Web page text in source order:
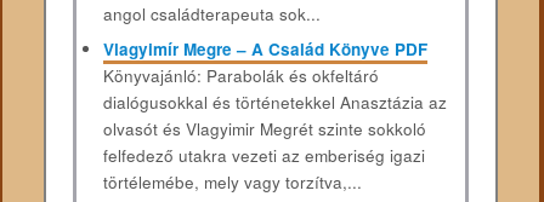
angol családterapeuta sok...
Vlagyimír Megre – A Család Könyve PDF
Könyvajánló: Parabolák és okfeltáró
dialógusokkal és történetekkel Anasztázia az
olvasót és Vlagyimir Megrét szinte sokkoló
felfedező utakra vezeti az emberiség igazi
törtélemébe, mely vagy torzítva,...